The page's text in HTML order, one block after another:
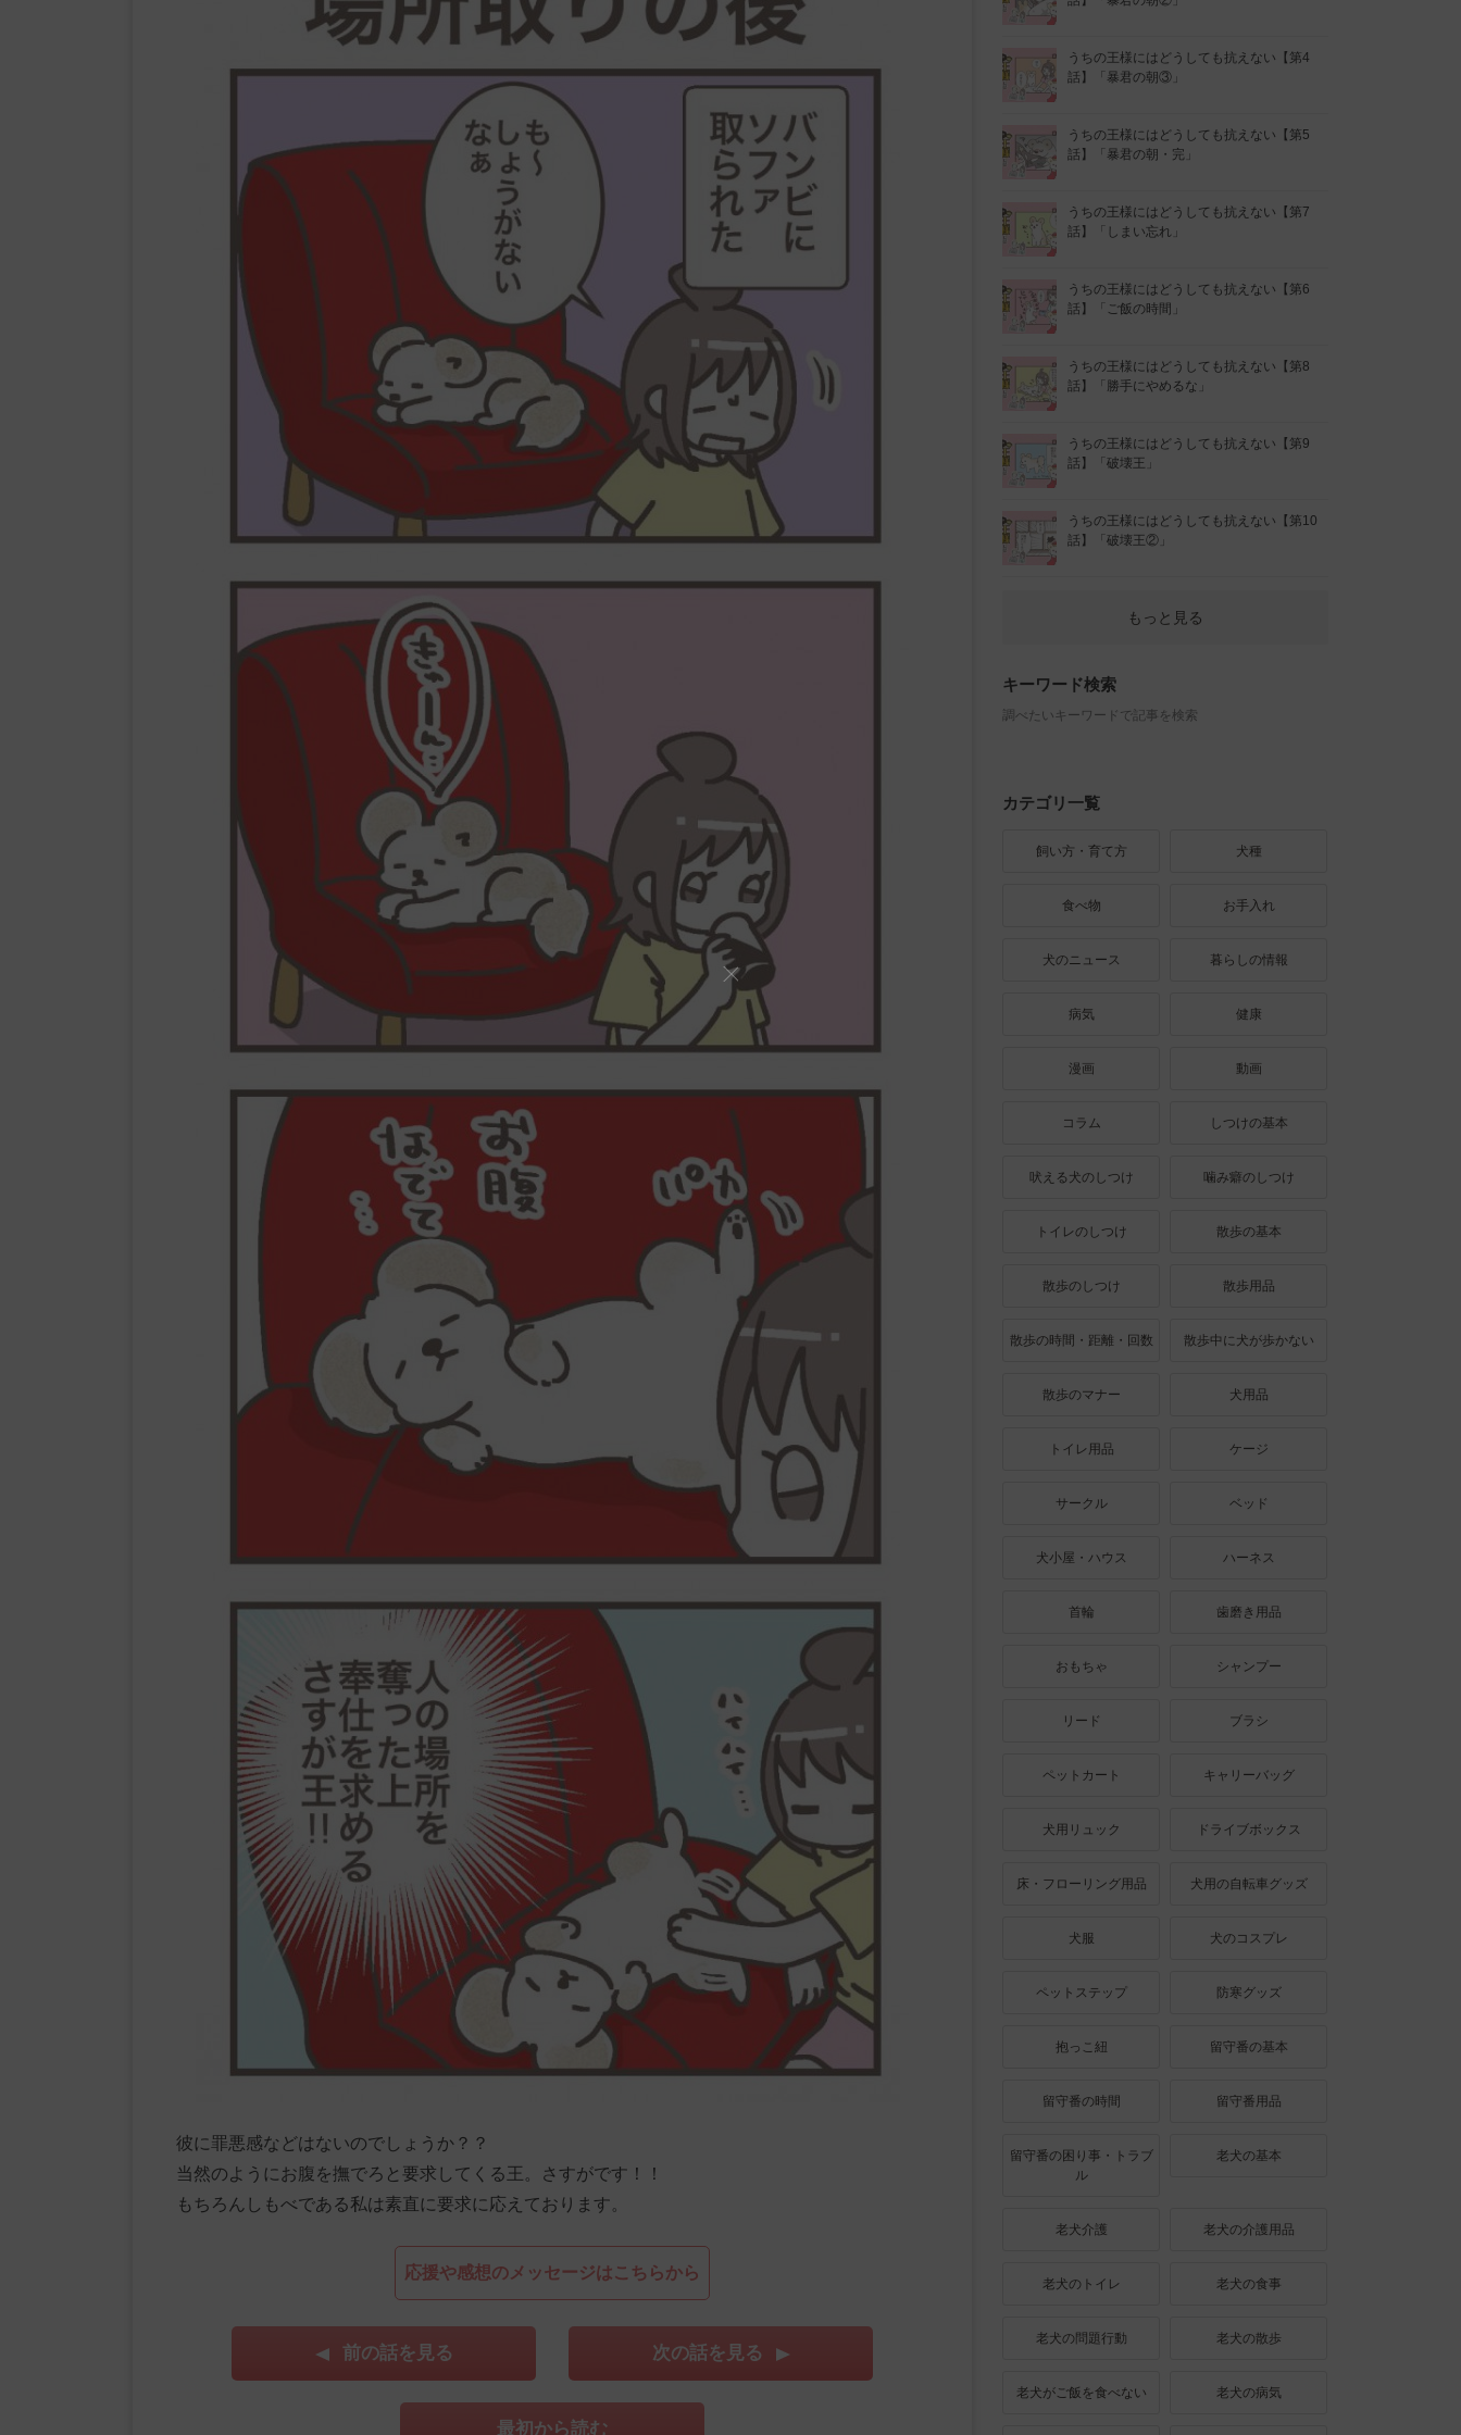
彼に罪悪感などはないのでしょうか？？
当然のようにお腹を撫でろと要求してくる王。さすがです！！
もちろんしもべである私は素直に要求に応えております。
応援や感想のメッセージはこちらから
前の話を見る 次の話を見る
最初から読む
うちの王様にはどうしても抗えない【第4
話】「暴君の朝③」
うちの王様にはどうしても抗えない【第5
話】「暴君の朝・完」
うちの王様にはどうしても抗えない【第7
話】「しまい忘れ」
うちの王様にはどうしても抗えない【第6
話】「ご飯の時間」
うちの王様にはどうしても抗えない【第8
話】「勝手にやめるな」
うちの王様にはどうしても抗えない【第9
話】「破壊王」
うちの王様にはどうしても抗えない【第10
話】「破壊王②」
もっと見る
キーワード検索
調べたいキーワードで記事を検索
カテゴリ一覧
飼い方・育て方 犬種
食べ物 お手入れ
犬のニュース 暮らしの情報
病気 健康
漫画 動画
コラム しつけの基本
吠える犬のしつけ 噛み癖のしつけ
トイレのしつけ 散歩の基本
散歩のしつけ 散歩用品
散歩の時間・距離・回数 散歩中に犬が歩かない
散歩のマナー 犬用品
トイレ用品 ケージ
サークル ベッド
犬小屋・ハウス ハーネス
首輪 歯磨き用品
おもちゃ シャンプー
リード ブラシ
ペットカート キャリーバッグ
犬用リュック ドライブボックス
床・フローリング用品 犬用の自転車グッズ
犬服 犬のコスプレ
ペットステップ 防寒グッズ
抱っこ紐 留守番の基本
留守番の時間 留守番用品
留守番の困り事・トラブ
ル
老犬の基本
老犬介護 老犬の介護用品
老犬のトイレ 老犬の食事
老犬の問題行動 老犬の散歩
老犬がご飯を食べない 老犬の病気